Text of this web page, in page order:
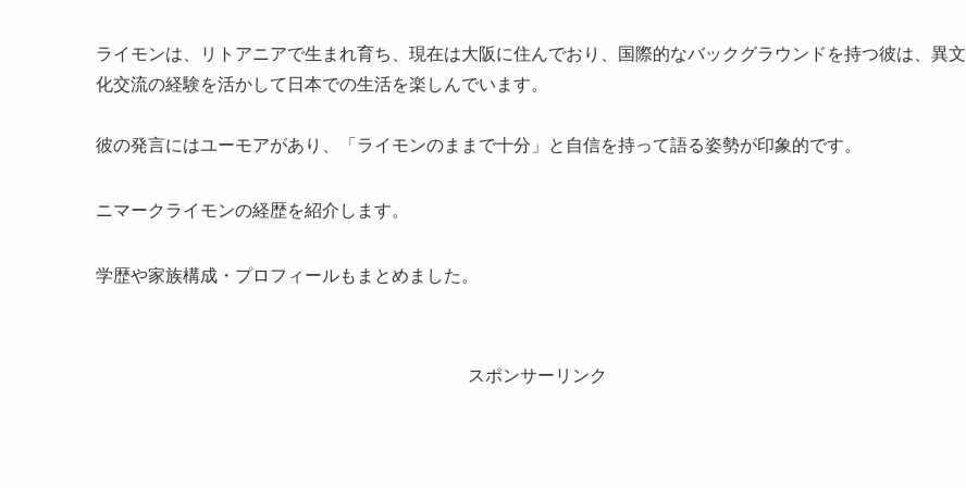
ライモンは、リトアニアで生まれ育ち、現在は大阪に住んでおり、国際的なバックグラウンドを持つ彼は、異文
化交流の経験を活かして日本での生活を楽しんでいます。
彼の発言にはユーモアがあり、「ライモンのままで十分」と自信を持って語る姿勢が印象的です。
ニマークライモンの経歴を紹介します。
学歴や家族構成・プロフィールもまとめました。
スポンサーリンク